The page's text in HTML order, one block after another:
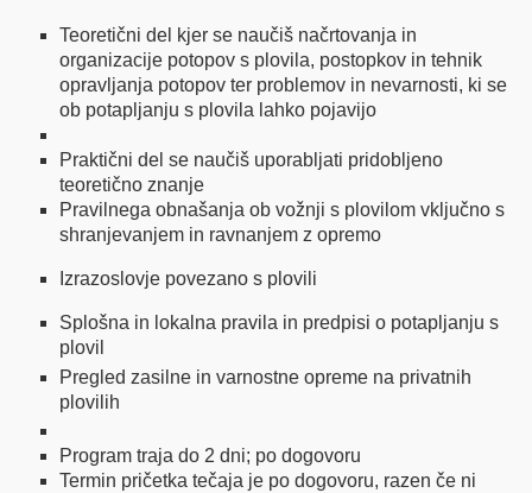
Teoretični del kjer se naučiš načrtovanja in
organizacije potopov s plovila, postopkov in tehnik
opravljanja potopov ter problemov in nevarnosti, ki se
ob potapljanju s plovila lahko pojavijo
Praktični del se naučiš uporabljati pridobljeno
teoretično znanje
Pravilnega obnašanja ob vožnji s plovilom vključno s
shranjevanjem in ravnanjem z opremo
Izrazoslovje povezano s plovili
Splošna in lokalna pravila in predpisi o potapljanju s
plovil
Pregled zasilne in varnostne opreme na privatnih
plovilih
Program traja do 2 dni; po dogovoru
Termin pričetka tečaja je po dogovoru, razen če ni